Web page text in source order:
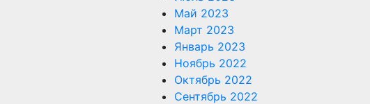
Май 2023
Март 2023
Январь 2023
Ноябрь 2022
Октябрь 2022
Сентябрь 2022